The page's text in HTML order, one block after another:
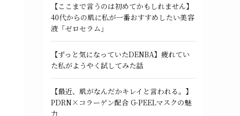
【ここまで言うのは初めてかもしれません】
40代からの肌に私が一番おすすめしたい美容
液「ゼロセラム」
【ずっと気になっていたDENBA】疲れてい
た私がようやく試してみた話
【最近、肌がなんだかキレイと言われる。】
PDRN×コラーゲン配合 G-PEELマスクの魅
力